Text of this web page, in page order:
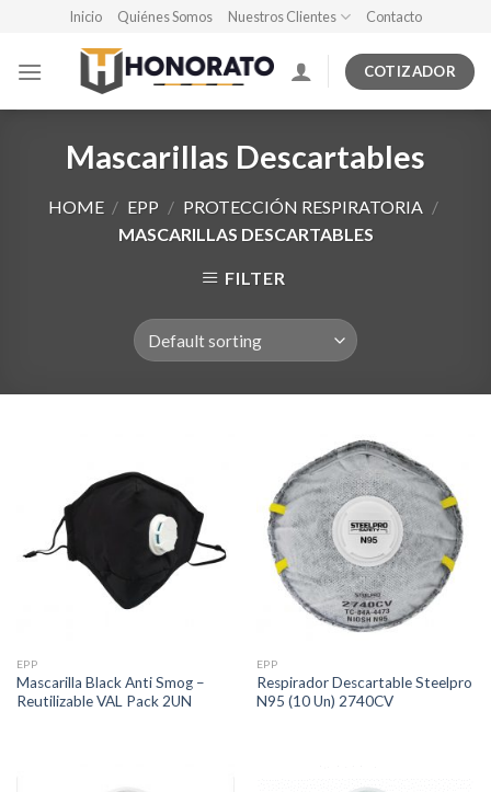
content
Inicio Quiénes Somos Nuestros Clientes Contacto
COTIZADOR
Mascarillas Descartables
HOME / EPP / PROTECCIÓN RESPIRATORIA /
MASCARILLAS DESCARTABLES
FILTER
EPP
Mascarilla Black Anti Smog –
Reutilizable VAL Pack 2UN
EPP
Respirador Descartable Steelpro
N95 (10 Un) 2740CV